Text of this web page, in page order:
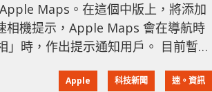
Maps。在這個中版上，將添加
相機提示，Apple Maps 會在導航時
，作出提示通知用戶。 目前暫未
iOS 14 的測試版本中。現時對於這個
Apple 科技新聞 速。資訊